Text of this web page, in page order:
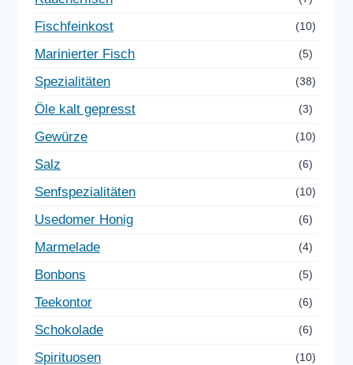
Fischfeinkost (10)
Marinierter Fisch (5)
Spezialitäten (38)
Öle kalt gepresst (3)
Gewürze (10)
Salz (6)
Senfspezialitäten (10)
Usedomer Honig (6)
Marmelade (4)
Bonbons (5)
Teekontor (6)
Schokolade (6)
Spirituosen (10)